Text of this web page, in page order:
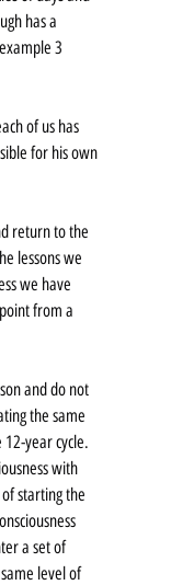
has a
3
of us has
for his own
return to the
lessons we
we have
from a
and do not
the same
year cycle.
with
starting the
a set of
level of